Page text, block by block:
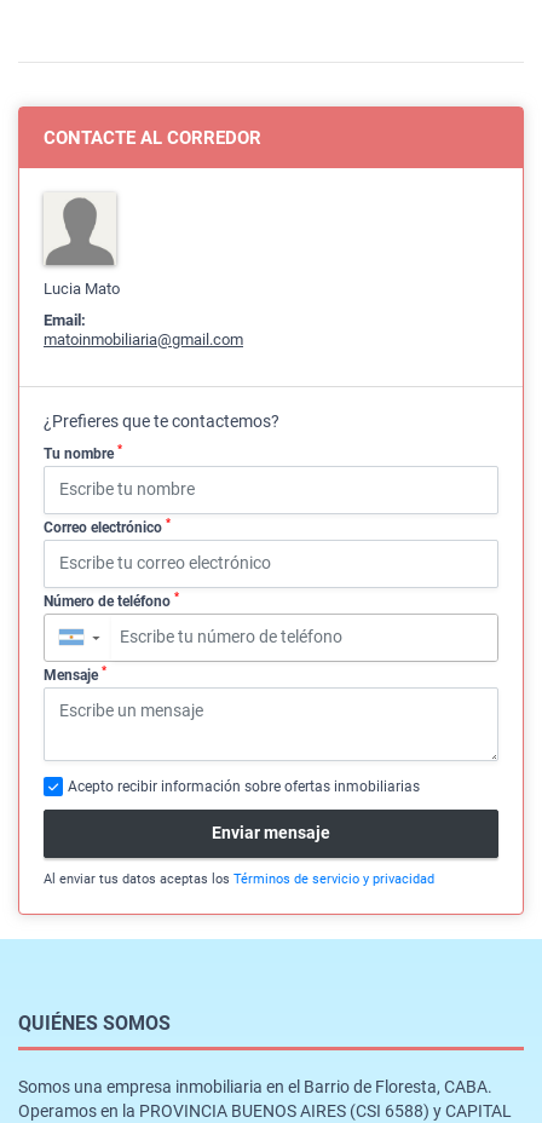
CONTACTE AL CORREDOR
Lucia Mato
Email:
matoinmobiliaria@gmail.com
¿Prefieres que te contactemos?
Tu nombre *
Correo electrónico *
Número de teléfono *
▼
Mensaje *
Acepto recibir información sobre ofertas inmobiliarias
Enviar mensaje
Al enviar tus datos aceptas los Términos de servicio y privacidad
QUIÉNES SOMOS
Somos una empresa inmobiliaria en el Barrio de Floresta, CABA.
Operamos en la PROVINCIA BUENOS AIRES (CSI 6588) y CAPITAL